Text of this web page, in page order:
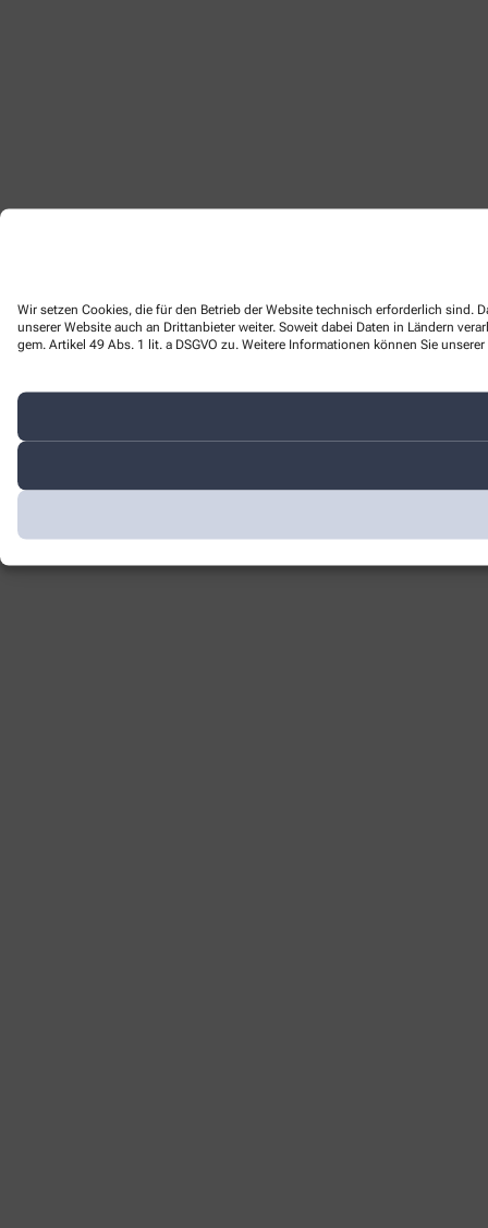
Wir setzen Cookies, die für den Betrieb der Website technisch erforderlich sind.
unserer Website auch an Drittanbieter weiter. Soweit dabei Daten in Ländern
gem. Artikel 49 Abs. 1 lit. a DSGVO zu. Weitere Informationen können Sie unserer